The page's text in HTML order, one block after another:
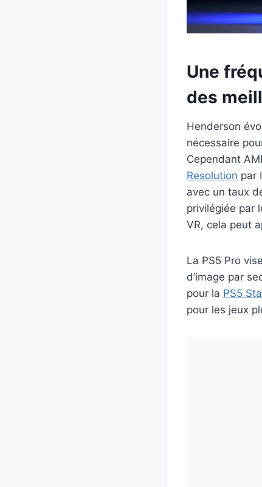
Une
des
Henderson
nécessaire
Cependant
Resolution par
avec un taux
privilégiée par
VR, cela peut
La PS5 Pro
d’image par
pour la PS5
pour les jeux